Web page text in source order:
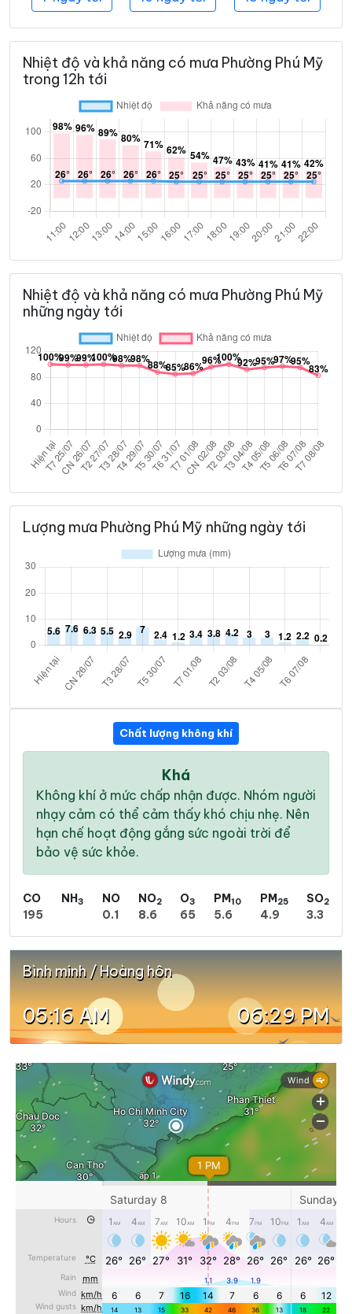
Nhiệt độ và khả năng có mưa Phường Phú Mỹ
trong 12h tới
Nhiệt độ và khả năng có mưa Phường Phú Mỹ
những ngày tới
Lượng mưa Phường Phú Mỹ những ngày tới
Chất lượng không khí
Khá
Không khí ở mức chấp nhận được. Nhóm người
nhạy cảm có thể cảm thấy khó chịu nhẹ. Nên
hạn chế hoạt động gắng sức ngoài trời để
bảo vệ sức khỏe.
CO
195
NH3
NO
0.1
NO2
8.6
O3
65
PM10
5.6
PM25
4.9
SO2
3.3
Bình minh / Hoàng hôn
05:16 AM 06:29 PM